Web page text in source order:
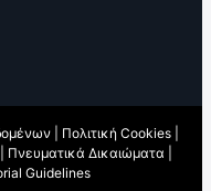
Πολιτική Cookies
Πνευματικά Δικαιώματα
Guidelines